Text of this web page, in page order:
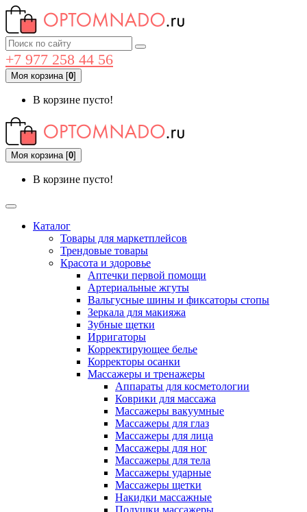
+7 977 258 44 56
Моя корзина[0]
В корзине пусто!
Моя корзина[0]
В корзине пусто!
Каталог
Товары для маркетплейсов
Трендовые товары
Красота и здоровье
Аптечки первой помощи
Артериальные жгуты
Вальгусные шины и фиксаторы стопы
Зеркала для макияжа
Зубные щетки
Ирригаторы
Корректирующее белье
Корректоры осанки
Массажеры и тренажеры
Аппараты для косметологии
Коврики для массажа
Массажеры вакуумные
Массажеры для глаз
Массажеры для лица
Массажеры для ног
Массажеры для тела
Массажеры ударные
Массажеры щетки
Накидки массажные
Подушки массажеры